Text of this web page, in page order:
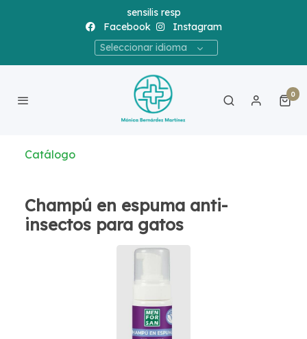
sensilis resp
Facebook
Instagram
Seleccionar idioma
0
Catálogo
Champú en espuma anti-
insectos para gatos